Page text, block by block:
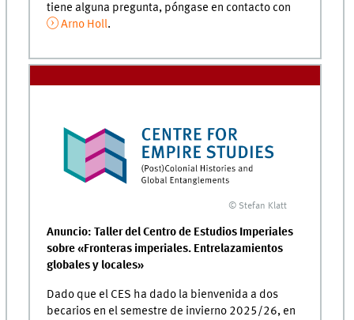
tiene alguna pregunta, póngase en contacto con
Arno Holl.
© Stefan Klatt
Anuncio: Taller del Centro de Estudios Imperiales
sobre «Fronteras imperiales. Entrelazamientos
globales y locales»
Dado que el CES ha dado la bienvenida a dos
becarios en el semestre de invierno 2025/26, en